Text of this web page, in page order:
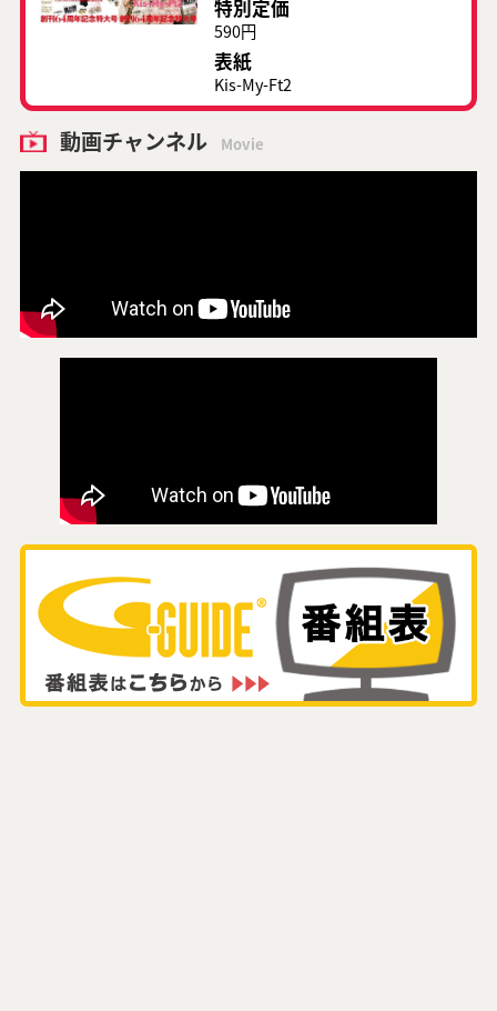
特別定価
590円
表紙
Kis-My-Ft2
動画チャンネル Movie